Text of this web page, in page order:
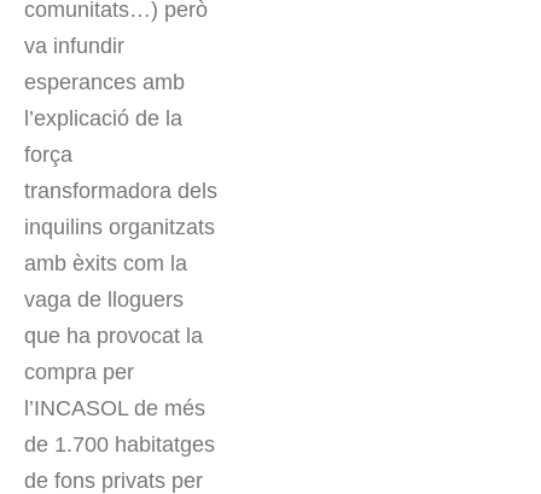
comunitats…) però
va infundir
esperances amb
l’explicació de la
força
transformadora dels
inquilins organitzats
amb èxits com la
vaga de lloguers
que ha provocat la
compra per
l’INCASOL de més
de 1.700 habitatges
de fons privats per